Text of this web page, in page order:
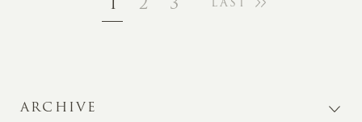
ARCHIVE